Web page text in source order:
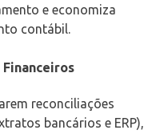
e economiza
contábil.
reconciliações
bancários e ERP),